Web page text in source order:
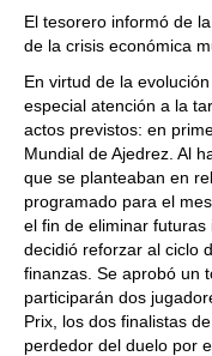
El tesorero informó de
de la crisis económica
En virtud de la
especial atención a la
actos previstos: en
Mundial de Ajedrez. Al
que se planteaban en
programado para el
el fin de eliminar
decidió reforzar al ciclo
finanzas. Se aprobó un
participarán dos
Prix, los dos finalistas
perdedor del duelo por